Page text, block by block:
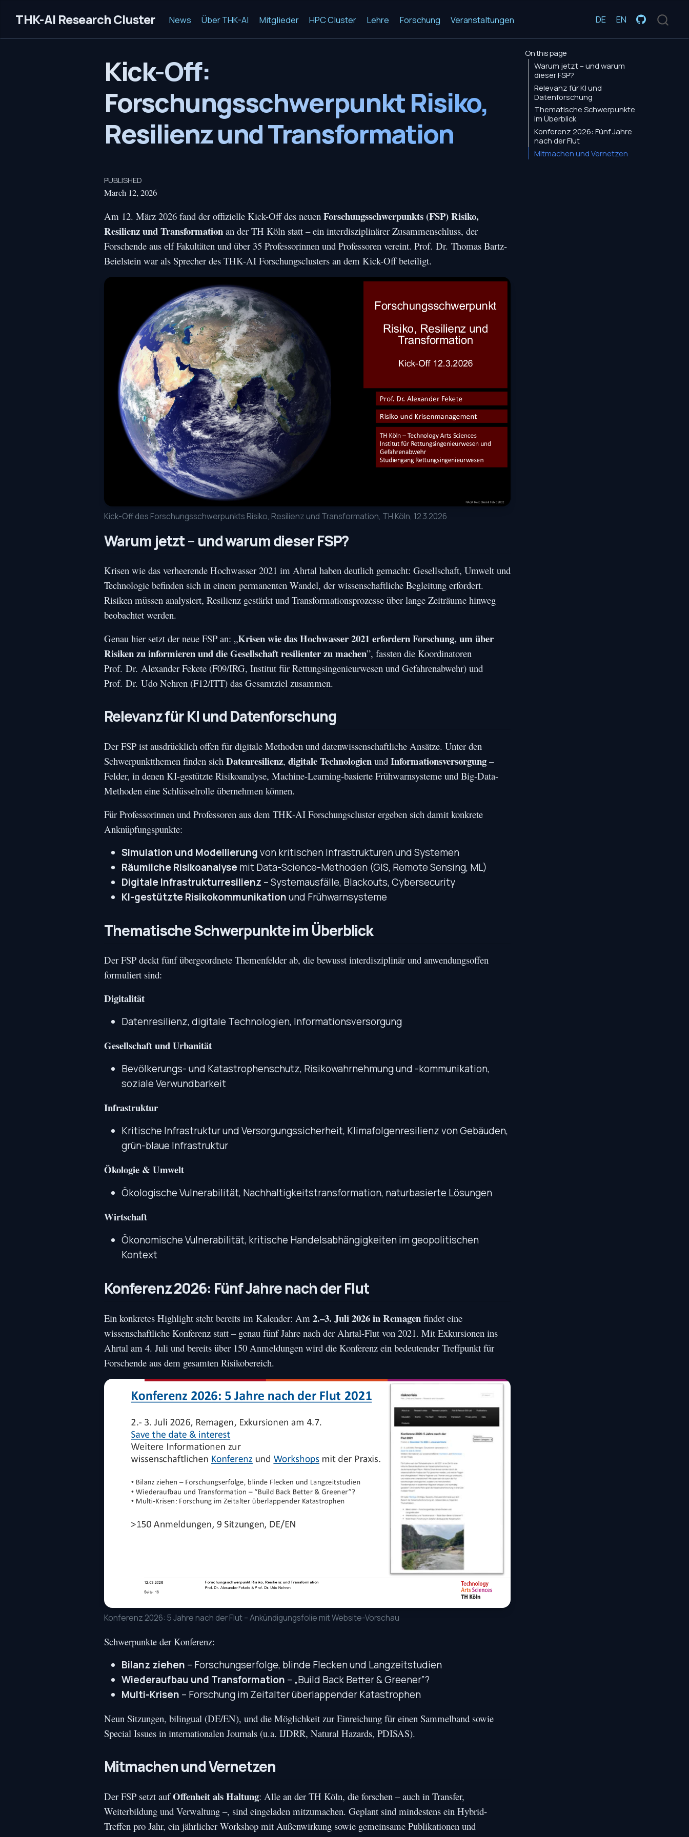
THK-AI Research Cluster News Über THK-AI Mitglieder HPC Cluster Lehre Forschung Veranstaltungen DE EN
On this page
Warum jetzt – und warum
dieser FSP?
Relevanz für KI und
Datenforschung
Thematische Schwerpunkte
im Überblick
Konferenz 2026: Fünf Jahre
nach der Flut
Mitmachen und Vernetzen
Kick-Off:
Forschungsschwerpunkt Risiko,
Resilienz und Transformation
PUBLISHED
March 12, 2026
Am 12. März 2026 fand der offizielle Kick-Off des neuen Forschungsschwerpunkts (FSP) Risiko,
Resilienz und Transformationan der TH Köln statt – ein interdisziplinärer Zusammenschluss, der
Forschende aus elf Fakultäten und über 35 Professorinnen und Professoren vereint. Prof. Dr. Thomas Bartz-
Beielstein war als Sprecher des THK-AI Forschungsclusters an dem Kick-Off beteiligt.
Kick-Off des Forschungsschwerpunkts Risiko, Resilienz und Transformation, TH Köln, 12.3.2026
Warum jetzt – und warum dieser FSP?
Krisen wie das verheerende Hochwasser 2021 im Ahrtal haben deutlich gemacht: Gesellschaft, Umwelt und
Technologie befinden sich in einem permanenten Wandel, der wissenschaftliche Begleitung erfordert.
Risiken müssen analysiert, Resilienz gestärkt und Transformationsprozesse über lange Zeiträume hinweg
beobachtet werden.
Genau hier setzt der neue FSP an: „Krisen wie das Hochwasser 2021 erfordern Forschung, um über
Risiken zu informieren und die Gesellschaft resilienter zu machen”, fassten die Koordinatoren
Prof. Dr. Alexander Fekete (F09/IRG, Institut für Rettungsingenieurwesen und Gefahrenabwehr) und
Prof. Dr. Udo Nehren (F12/ITT) das Gesamtziel zusammen.
Relevanz für KI und Datenforschung
Der FSP ist ausdrücklich offen für digitale Methoden und datenwissenschaftliche Ansätze. Unter den
Schwerpunktthemen finden sich Datenresilienz, digitale Technologienund Informationsversorgung–
Felder, in denen KI-gestützte Risikoanalyse, Machine-Learning-basierte Frühwarnsysteme und Big-Data-
Methoden eine Schlüsselrolle übernehmen können.
Für Professorinnen und Professoren aus dem THK-AI Forschungscluster ergeben sich damit konkrete
Anknüpfungspunkte:
Simulation und Modellierungvon kritischen Infrastrukturen und Systemen
Räumliche Risikoanalyse mit Data-Science-Methoden (GIS, Remote Sensing, ML)
Digitale Infrastrukturresilienz – Systemausfälle, Blackouts, Cybersecurity
KI-gestützte Risikokommunikationund Frühwarnsysteme
Thematische Schwerpunkte im Überblick
Der FSP deckt fünf übergeordnete Themenfelder ab, die bewusst interdisziplinär und anwendungsoffen
formuliert sind:
Digitalität
Datenresilienz, digitale Technologien, Informationsversorgung
Gesellschaft und Urbanität
Bevölkerungs- und Katastrophenschutz, Risikowahrnehmung und -kommunikation,
soziale Verwundbarkeit
Infrastruktur
Kritische Infrastruktur und Versorgungssicherheit, Klimafolgenresilienz von Gebäuden,
grün-blaue Infrastruktur
Ökologie & Umwelt
Ökologische Vulnerabilität, Nachhaltigkeitstransformation, naturbasierte Lösungen
Wirtschaft
Ökonomische Vulnerabilität, kritische Handelsabhängigkeiten im geopolitischen
Kontext
Konferenz 2026: Fünf Jahre nach der Flut
Ein konkretes Highlight steht bereits im Kalender: Am 2.–3. Juli 2026 in Remagenfindet eine
wissenschaftliche Konferenz statt – genau fünf Jahre nach der Ahrtal-Flut von 2021. Mit Exkursionen ins
Ahrtal am 4. Juli und bereits über 150 Anmeldungen wird die Konferenz ein bedeutender Treffpunkt für
Forschende aus dem gesamten Risikobereich.
Konferenz 2026: 5 Jahre nach der Flut – Ankündigungsfolie mit Website-Vorschau
Schwerpunkte der Konferenz:
Bilanz ziehen – Forschungserfolge, blinde Flecken und Langzeitstudien
Wiederaufbau und Transformation – „Build Back Better & Greener”?
Multi-Krisen – Forschung im Zeitalter überlappender Katastrophen
Neun Sitzungen, bilingual (DE/EN), und die Möglichkeit zur Einreichung für einen Sammelband sowie
Special Issues in internationalen Journals (u.a. IJDRR, Natural Hazards, PDISAS).
Mitmachen und Vernetzen
Der FSP setzt aufOffenheit als Haltung: Alle an der TH Köln, die forschen – auch in Transfer,
Weiterbildung und Verwaltung –, sind eingeladen mitzumachen. Geplant sind mindestens ein Hybrid-
Treffen pro Jahr, ein jährlicher Workshop mit Außenwirkung sowie gemeinsame Publikationen und